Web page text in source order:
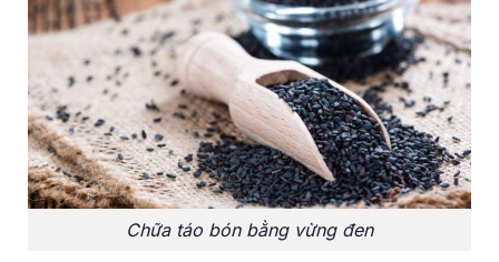
Chữa táo bón bằng vừng đen